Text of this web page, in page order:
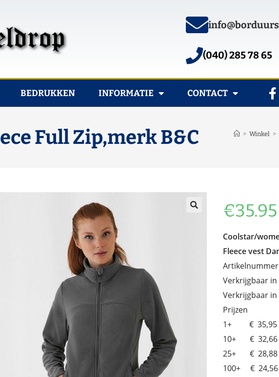
(040) 285 78 65
BEDRUKKEN INFORMATIE CONTACT
Full Zip,merk B&C > Winkel >
€35.95
Coolstar/
Fleece vest
Verkrijgbaar in
Verkrijgbaar in
Prijzen
1+ € 35,95
10+ € 32,66
25+ € 28,88
100+ € 24,56